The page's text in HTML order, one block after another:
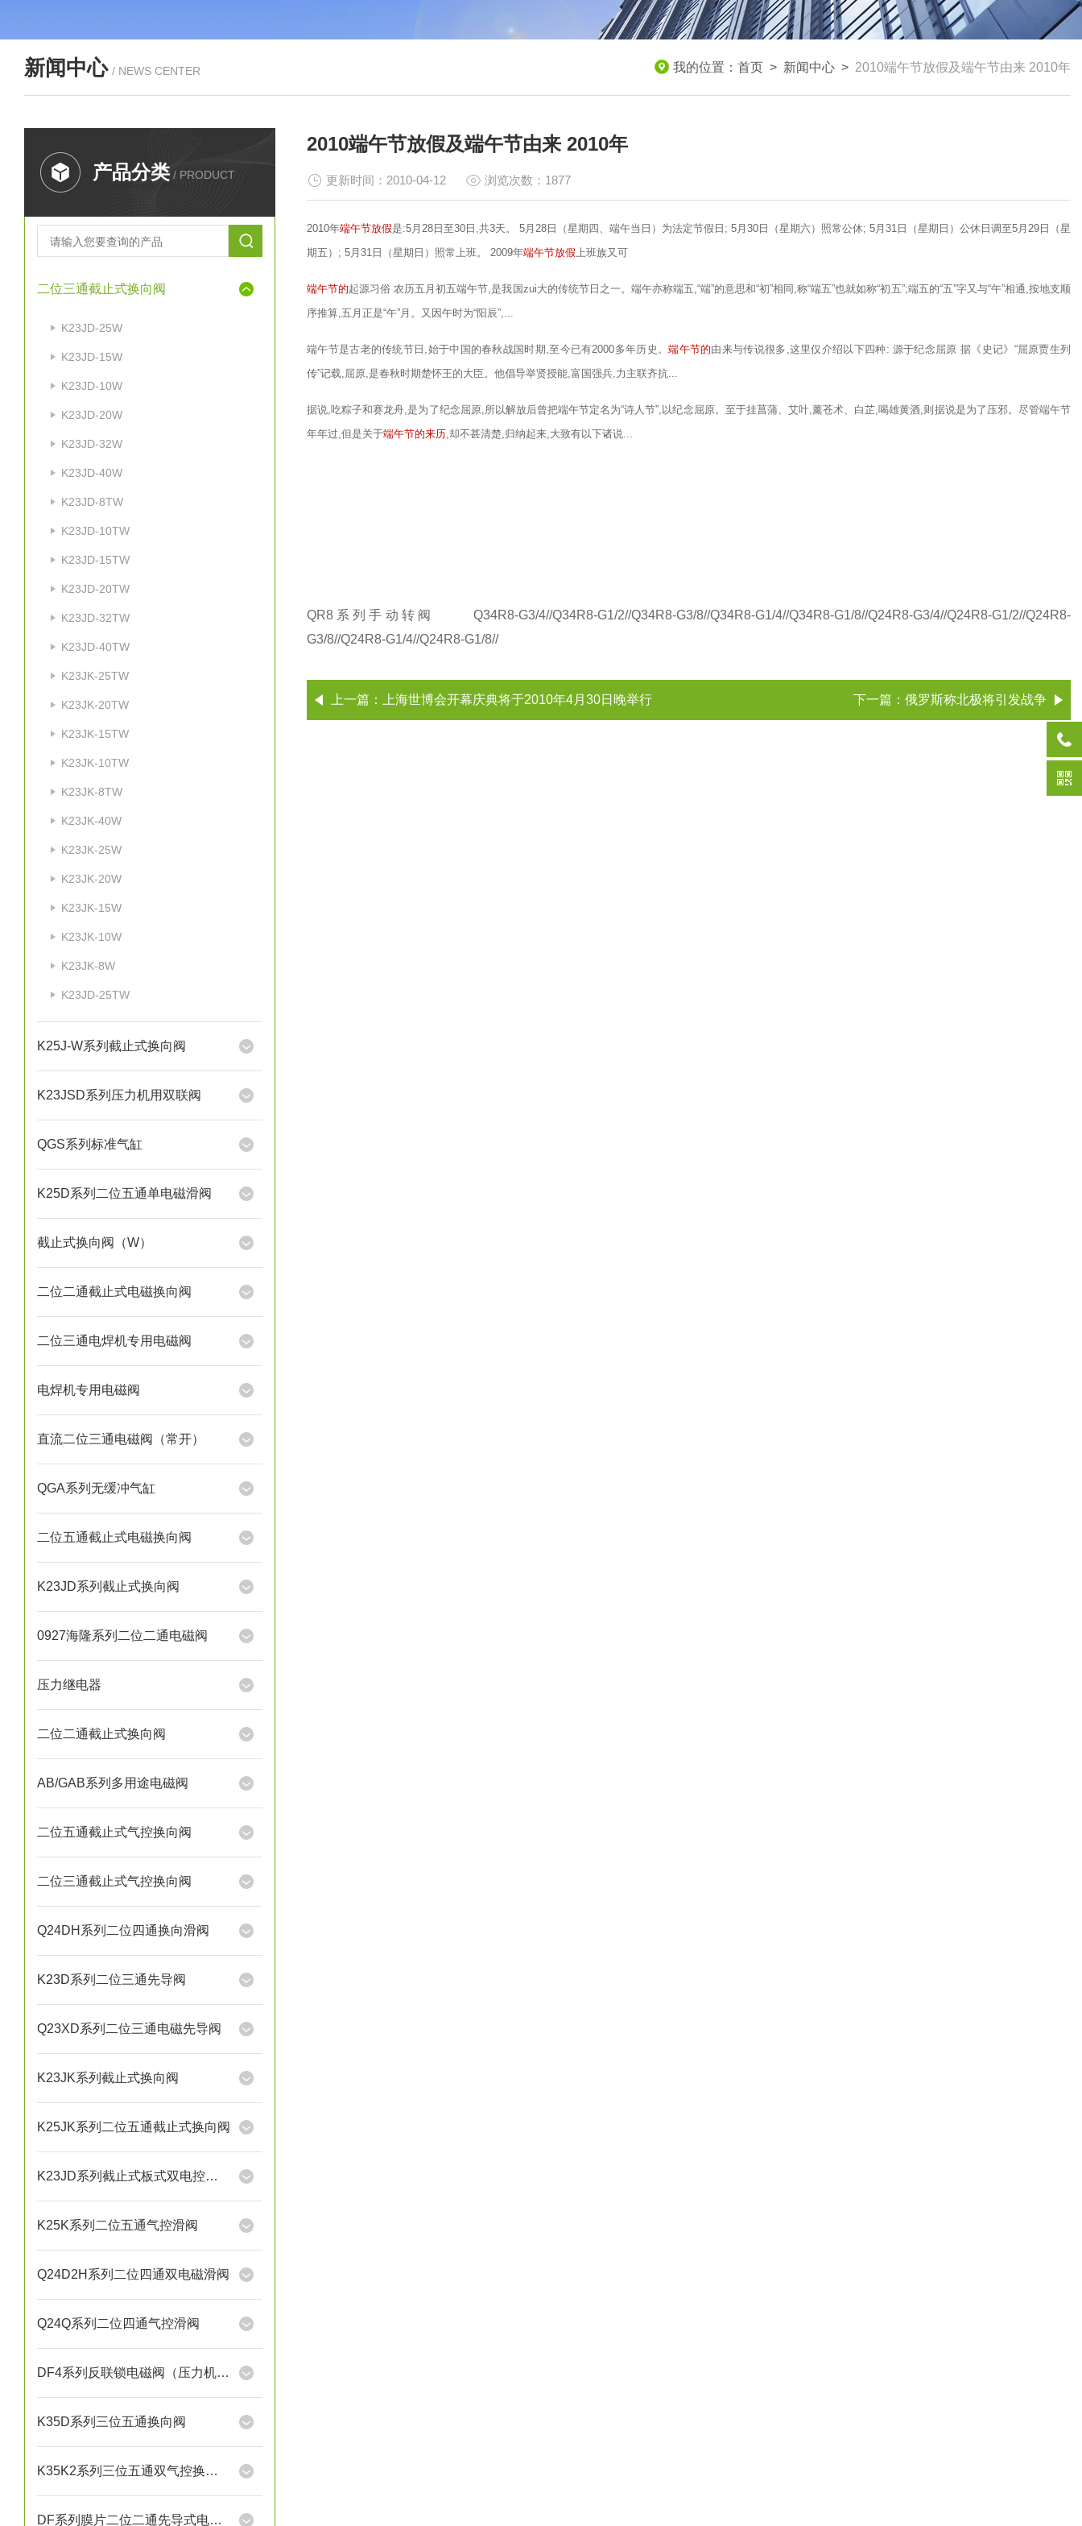
新闻中心 / NEWS CENTER 我的位置： 首页 > 新闻中心 > 2010端午节放假及端午节由来 2010年
产品分类 / PRODUCT
二位三通截止式换向阀
K23JD-25W
K23JD-15W
K23JD-10W
K23JD-20W
K23JD-32W
K23JD-40W
K23JD-8TW
K23JD-10TW
K23JD-15TW
K23JD-20TW
K23JD-32TW
K23JD-40TW
K23JK-25TW
K23JK-20TW
K23JK-15TW
K23JK-10TW
K23JK-8TW
K23JK-40W
K23JK-25W
K23JK-20W
K23JK-15W
K23JK-10W
K23JK-8W
K23JD-25TW
K25J-W系列截止式换向阀
K23JSD系列压力机用双联阀
QGS系列标准气缸
K25D系列二位五通单电磁滑阀
截止式换向阀（W）
二位二通截止式电磁换向阀
二位三通电焊机专用电磁阀
电焊机专用电磁阀
直流二位三通电磁阀（常开）
QGA系列无缓冲气缸
二位五通截止式电磁换向阀
K23JD系列截止式换向阀
0927海隆系列二位二通电磁阀
压力继电器
二位二通截止式换向阀
AB/GAB系列多用途电磁阀
二位五通截止式气控换向阀
二位三通截止式气控换向阀
Q24DH系列二位四通换向滑阀
K23D系列二位三通先导阀
Q23XD系列二位三通电磁先导阀
K23JK系列截止式换向阀
K25JK系列二位五通截止式换向阀
K23JD系列截止式板式双电控换向阀
K25K系列二位五通气控滑阀
Q24D2H系列二位四通双电磁滑阀
Q24Q系列二位四通气控滑阀
DF4系列反联锁电磁阀（压力机用）
K35D系列三位五通换向阀
K35K2系列三位五通双气控换向阀
DF系列膜片二位二通先导式电磁阀
2010端午节放假及端午节由来 2010年
更新时间：2010-04-12 浏览次数：1877
2010年端午节放假是:5月28日至30日,共3天。 5月28日（星期四、端午当日）为法定节假日; 5月30日（星期六）照常公休; 5月31日（星期日）公休日调至5月29日（星
期五）; 5月31日（星期日）照常上班。 2009年端午节放假上班族又可
端午节的起源习俗 农历五月初五端午节,是我国zui大的传统节日之一。端午亦称端五,“端”的意思和“初”相同,称“端五”也就如称“初五”;端五的“五”字又与“午”相通,按地支顺
序推算,五月正是“午”月。又因午时为“阳辰”,...
端午节是古老的传统节日,始于中国的春秋战国时期,至今已有2000多年历史。端午节的由来与传说很多,这里仅介绍以下四种: 源于纪念屈原 据《史记》“屈原贾生列
传”记载,屈原,是春秋时期楚怀王的大臣。他倡导举贤授能,富国强兵,力主联齐抗...
据说,吃粽子和赛龙舟,是为了纪念屈原,所以解放后曾把端午节定名为“诗人节”,以纪念屈原。至于挂菖蒲、艾叶,薰苍术、白芷,喝雄黄酒,则据说是为了压邪。尽管端午节
年年过,但是关于端午节的来历,却不甚清楚,归纳起来,大致有以下诸说...
QR8 系列手动转阀
Q34R8-G3/4//Q34R8-G1/2//Q34R8-G3/8//Q34R8-G1/4//Q34R8-G1/8//Q24R8-G3/4//Q24R8-G1/2//Q24R8-
G3/8//Q24R8-G1/4//Q24R8-G1/8//
上一篇： 上海世博会开幕庆典将于2010年4月30日晚举行 下一篇： 俄罗斯称北极将引发战争